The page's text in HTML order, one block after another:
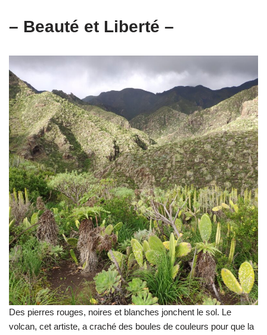
– Beauté et Liberté –
Des pierres rouges, noires et blanches jonchent le sol. Le
volcan, cet artiste, a craché des boules de couleurs pour que la